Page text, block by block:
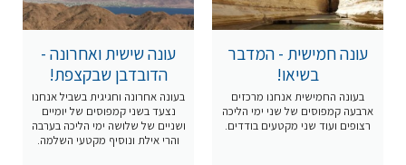
עונה חמישית - המדבר
בשיאו!
בעונה החמישית אנחנו מרכזים
ארבעה קמפוסים של שני ימי הליכה
רצופים ועוד שני מקטעים בודדים.
עונה שישית ואחרונה -
הדובדבן שבקצפת!
בעונה אחרונה וחגיגית בשביל אנחנו
נצעד בשני קמפוסים של יומיים
ושניים של שלושה ימי הליכה בערבה
והרי אילת ונוסיף מקטעי השלמה.